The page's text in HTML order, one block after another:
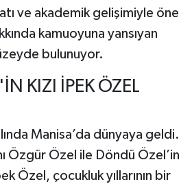
ve akademik gelişimiyle öne
kamuoyuna yansıyan
bulunuyor.
KIZI İPEK ÖZEL
Manisa’da dünyaya geldi.
Özgür Özel ile Döndü Özel’in
Özel, çocukluk yıllarının bir